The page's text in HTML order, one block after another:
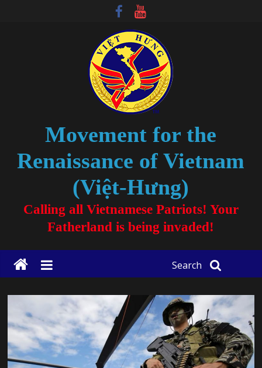
Movement for the
Renaissance of Vietnam
(Việt-Hưng)
Calling all Vietnamese Patriots! Your
Fatherland is being invaded!
Search